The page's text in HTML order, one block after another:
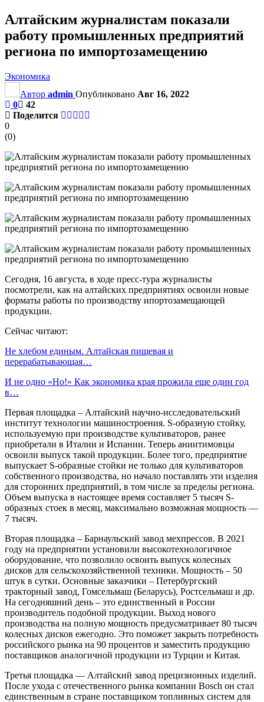
Алтайским журналистам показали
работу промышленных предприятий
региона по импортозамещению
Экономика
Автор admin Опубликовано Авг 16, 2022
0
42
Поделится
0
(0)
Сегодня, 16 августа, в ходе пресс-тура журналисты
посмотрели, как на алтайских предприятиях освоили новые
форматы работы по производству ипортозамещающей
продукции.
Сейчас читают:
Не хлебом единым. Алтайская пищевая и
перерабатывающая…
И не одно «Но!» Как экономика края прожила еще один год
в…
Первая площадка – Алтайский научно-исследовательский
институт технологии машиностроения. S-образную стойку,
используемую при производстве культиваторов, ранее
приобретали в Италии и Испании. Теперь аниитимовцы
освоили выпуск такой продукции. Более того, предприятие
выпускает S-образные стойки не только для культиваторов
собственного производства, но начало поставлять эти изделия
для сторонних предприятий, в том числе за пределы региона.
Объем выпуска в настоящее время составляет 5 тысяч S-
образных стоек в месяц, максимально возможная мощность —
7 тысяч.
Вторая площадка – Барнаульский завод мехпрессов. В 2021
году на предприятии установили высокотехнологичное
оборудование, что позволило освоить выпуск колесных
дисков для сельскохозяйственной техники. Мощность – 50
штук в сутки. Основные заказчики – Петербургский
тракторный завод, Гомсельмаш (Беларусь), Ростсельмаш и др.
На сегодняшний день – это единственный в России
производитель подобной продукции. Выход нового
производства на полную мощность предусматривает 80 тысяч
колесных дисков ежегодно. Это поможет закрыть потребность
российского рынка на 90 процентов и заместить продукцию
поставщиков аналогичной продукции из Турции и Китая.
Третья площадка — Алтайский завод прецизионных изделий.
После ухода с отечественного рынка компании Bosch он стал
единственным в стране поставщиком топливных систем для